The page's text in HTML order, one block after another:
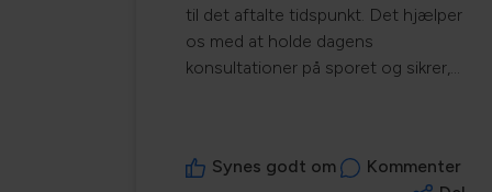
til det aftalte tidspunkt. Det hjælper
os med at holde dagens
konsultationer på sporet og sikrer,
enkelt patient. Vi ønsker, at der er ro
Synes godt om
Kommenter